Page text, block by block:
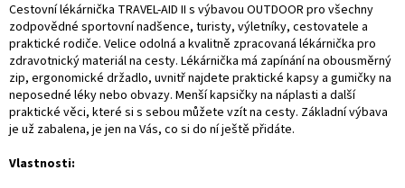
Cestovní lékárnička TRAVEL-AID II s výbavou OUTDOOR pro všechny
zodpovědné sportovní nadšence, turisty, výletníky, cestovatele a
praktické rodiče. Velice odolná a kvalitně zpracovaná lékárnička pro
zdravotnický materiál na cesty. Lékárnička má zapínání na obousměrný
zip, ergonomické držadlo, uvnitř najdete praktické kapsy a gumičky na
neposedné léky nebo obvazy. Menší kapsičky na náplasti a další
praktické věci, které si s sebou můžete vzít na cesty. Základní výbava
je už zabalena, je jen na Vás, co si do ní ještě přidáte.
Vlastnosti: